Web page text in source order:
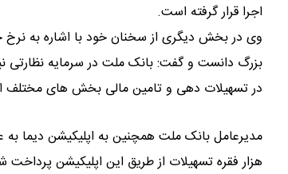
اجرا قرار گرفته است.
بزرگ دانست و گفت: بانک ملت در سرمایه نظارتی نیز
در تسهیلات دهی و تامین مالی بخش های مختلف
هزار فقره تسهیلات از طریق این اپلیکیشن